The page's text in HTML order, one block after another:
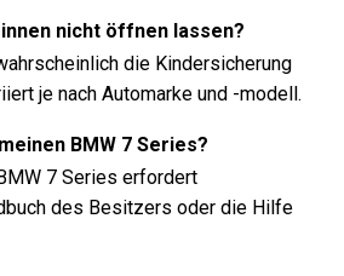
nicht öffnen lassen?
die Kindersicherung
je nach Automarke und -modell.
BMW 7 Series?
7 Series erfordert
des Besitzers oder die Hilfe